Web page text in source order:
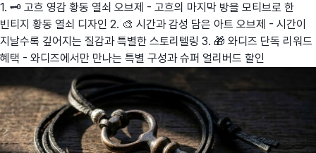
1. 🗝️ 고흐 영감 황동 열쇠 오브제 - 고흐의 마지막 방을 모티브로 한
빈티지 황동 열쇠 디자인 2. 🎨 시간과 감성 담은 아트 오브제 - 시간이
지날수록 깊어지는 질감과 특별한 스토리텔링 3. 🎁 와디즈 단독 리워드
혜택 - 와디즈에서만 만나는 특별 구성과 슈퍼 얼리버드 할인